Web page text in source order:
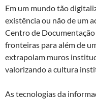
Em um mundo tão
existência ou não de um
Centro de
fronteiras para além de
extrapolam muros
valorizando a cultura
As tecnologias da